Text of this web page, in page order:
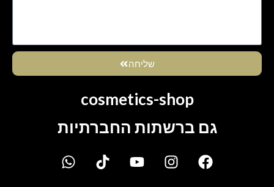
שליחה
cosmetics-shop
גם ברשתות החברתיות